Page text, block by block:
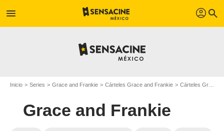
menu profil search
Inicio Series Grace and Frankie Cárteles Grace and Frankie Cárteles Grace and Frankie T04
Grace and Frankie